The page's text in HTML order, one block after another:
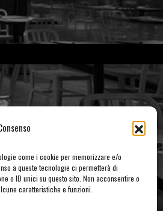
come i cookie per memorizzare e/o
a queste tecnologie ci permetterà di
o ID unici su questo sito. Non acconsentire o
caratteristiche e funzioni.